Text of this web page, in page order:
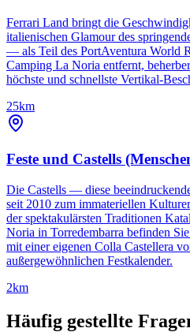
Ferrari Land bringt die
italienischen Glamour des
— als Teil des PortAventura World
Camping La Noria entfernt,
höchste und schnellste Vertikal-
25km
Feste und Castells
Die Castells — diese
seit 2010 zum immateriellen
der spektakulärsten Traditionen
Noria in Torredembarra befinden
mit einer eigenen Colla Castellera
außergewöhnlichen Festkalender.
2km
Häufig gestellte